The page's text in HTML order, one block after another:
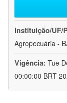
Instituição/UF/
Agropecuária -
Vigência: Tue
00:00:00 BRT